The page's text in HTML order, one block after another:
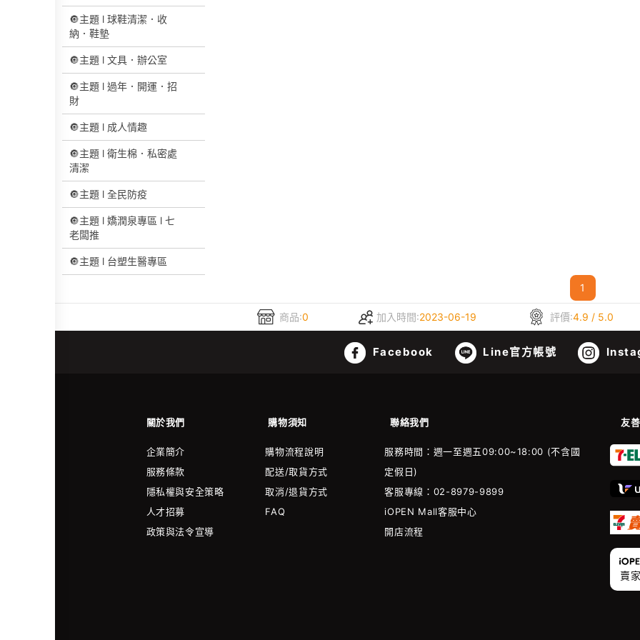
🔘主題 l 球鞋清潔．收
納．鞋墊
🔘主題 l 文具．辦公室
🔘主題 l 過年．開運．招
財
🔘主題 l 成人情趣
🔘主題 l 衛生棉．私密處
清潔
🔘主題 l 全民防疫
🔘主題 l 嬌潤泉專區 l 七
老闆推
🔘主題 l 台塑生醫專區
1
商品:0 加入時間:2023-06-19 評價:4.9 / 5.0
Facebook Line官方帳號
關於我們 購物須知 聯絡我們 友
企業簡介
服務條款
隱私權與安全策略
人才招募
政策與法令宣導
購物流程說明
配送/取貨方式
取消/退貨方式
FAQ
服務時間：週一至週五09:00~18:00 (不含國
定假日)
客服專線：02-8979-9899
iOPEN Mall客服中心
開店流程
賣